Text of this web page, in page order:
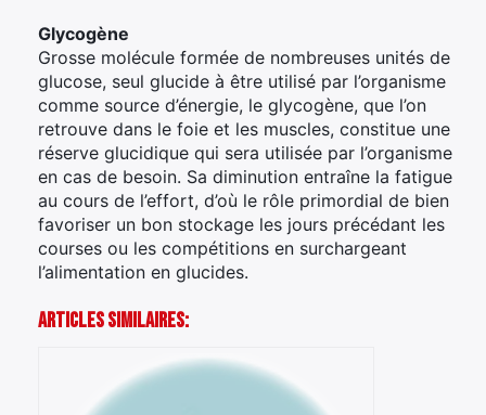
Glycogène
Grosse molécule formée de nombreuses unités de
glucose, seul glucide à être utilisé par l’organisme
comme source d’énergie, le glycogène, que l’on
retrouve dans le foie et les muscles, constitue une
réserve glucidique qui sera utilisée par l’organisme
en cas de besoin. Sa diminution entraîne la fatigue
au cours de l’effort, d’où le rôle primordial de bien
favoriser un bon stockage les jours précédant les
courses ou les compétitions en surchargeant
l’alimentation en glucides.
Articles Similaires: